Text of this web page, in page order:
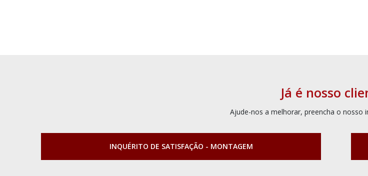
Já é nosso
Ajude-nos a melhorar, preencha o nosso
INQUÉRITO DE SATISFAÇÃO - MONTAGEM